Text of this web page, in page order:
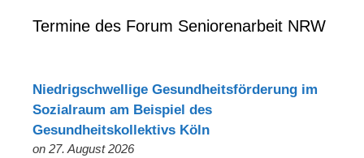
Termine des Forum Seniorenarbeit NRW
Niedrigschwellige Gesundheitsförderung im
Sozialraum am Beispiel des
Gesundheitskollektivs Köln
on 27. August 2026